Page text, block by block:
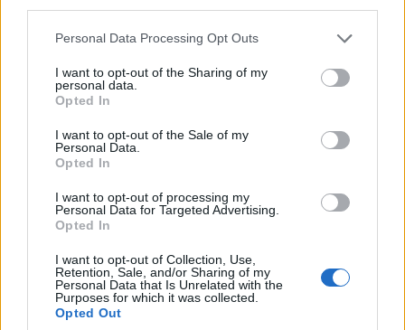
Personal Data Processing Opt Outs
I want to opt-out of the Sharing of my
personal data.
Opted In
I want to opt-out of the Sale of my
Personal Data.
Opted In
I want to opt-out of processing my
Personal Data for Targeted Advertising.
Opted In
I want to opt-out of Collection, Use,
Retention, Sale, and/or Sharing of my
Personal Data that Is Unrelated with the
Purposes for which it was collected.
Opted Out
årige Sofus
Andre læser også